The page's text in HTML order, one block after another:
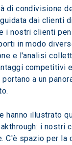
dai clienti
i nostri clienti
in modo
e l'analisi
competitivi
a un
hanno illustrato
i nostri
C'è spazio per la